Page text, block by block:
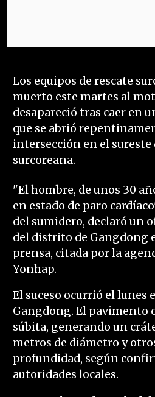
Los equipos de rescate
muerto este martes al
desapareció tras caer en
que se abrió
intersección en el sureste
surcoreana.
"El hombre, de unos 30
en estado de paro
del sumidero, declaró un
del distrito de Gangdong
prensa, citada por la
Yonhap.
El suceso ocurrió el lunes
Gangdong. El pavimento
súbita, generando un
metros de diámetro y
profundidad, según
autoridades locales.